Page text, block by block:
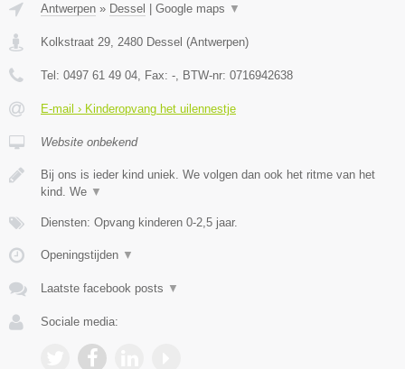
Antwerpen » Dessel Google maps ▼
Kolkstraat 29 2480 Dessel (Antwerpen)
Tel: 0497 61 49 04 , Fax: - , BTW-nr: 0716942638
E-mail › Kinderopvang het uilennestje
Website onbekend
Bij ons is ieder kind uniek. We volgen dan ook het ritme van het
kind. We ▼
Diensten: Opvang kinderen 0-2,5 jaar.
Openingstijden ▼
Laatste facebook posts ▼
Sociale media: